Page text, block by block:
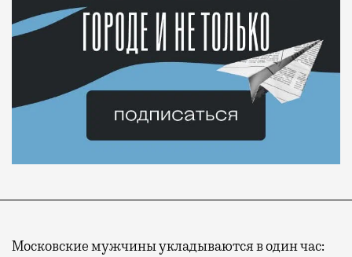
Московские мужчины укладываются в один час: